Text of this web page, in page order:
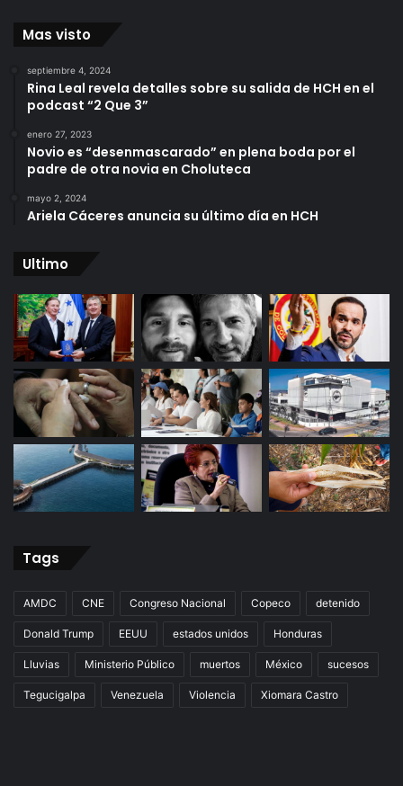
Mas visto
septiembre 4, 2024
Rina Leal revela detalles sobre su salida de HCH en el
podcast “2 Que 3”
enero 27, 2023
Novio es “desenmascarado” en plena boda por el
padre de otra novia en Choluteca
mayo 2, 2024
Ariela Cáceres anuncia su último día en HCH
Ultimo
Tags
AMDC CNE Congreso Nacional Copeco detenido
Donald Trump EEUU estados unidos Honduras
Lluvias Ministerio Público muertos México sucesos
Tegucigalpa Venezuela Violencia Xiomara Castro